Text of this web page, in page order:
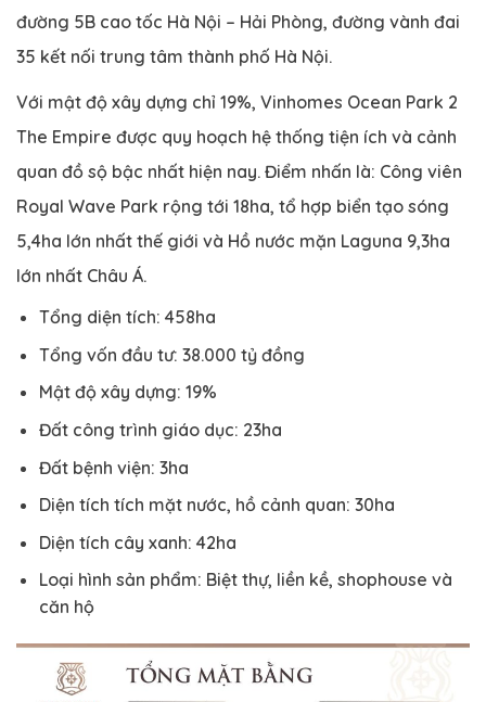
đường 5B cao tốc Hà Nội – Hải Phòng, đường vành đai
35 kết nối trung tâm thành phố Hà Nội.
Với mật độ xây dựng chỉ 19%, Vinhomes Ocean Park 2
The Empire được quy hoạch hệ thống tiện ích và cảnh
quan đồ sộ bậc nhất hiện nay. Điểm nhấn là: Công viên
Royal Wave Park rộng tới 18ha, tổ hợp biển tạo sóng
5,4ha lớn nhất thế giới và Hồ nước mặn Laguna 9,3ha
lớn nhất Châu Á.
Tổng diện tích: 458ha
Tổng vốn đầu tư: 38.000 tỷ đồng
Mật độ xây dựng: 19%
Đất công trình giáo dục: 23ha
Đất bệnh viện: 3ha
Diện tích tích mặt nước, hồ cảnh quan: 30ha
Diện tích cây xanh: 42ha
Loại hình sản phẩm: Biệt thự, liền kề, shophouse và
căn hộ